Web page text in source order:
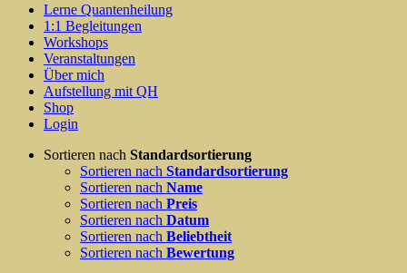
Lerne Quantenheilung
1:1 Begleitungen
Workshops
Veranstaltungen
Über mich
Aufstellung mit QH
Shop
Login
Sortieren nach Standardsortierung
Sortieren nach Standardsortierung
Sortieren nach Name
Sortieren nach Preis
Sortieren nach Datum
Sortieren nach Beliebtheit
Sortieren nach Bewertung